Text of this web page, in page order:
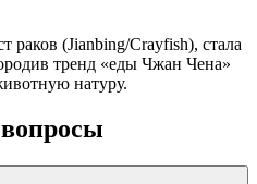
раков (Jianbing/Crayfish), стала
тренд «еды Чжан Чена»
натуру.